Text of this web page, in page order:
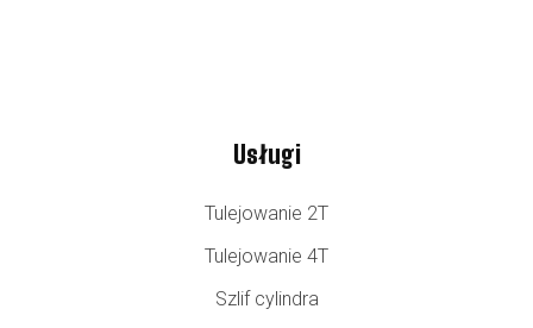
Usługi
Tulejowanie 2T
Tulejowanie 4T
Szlif cylindra